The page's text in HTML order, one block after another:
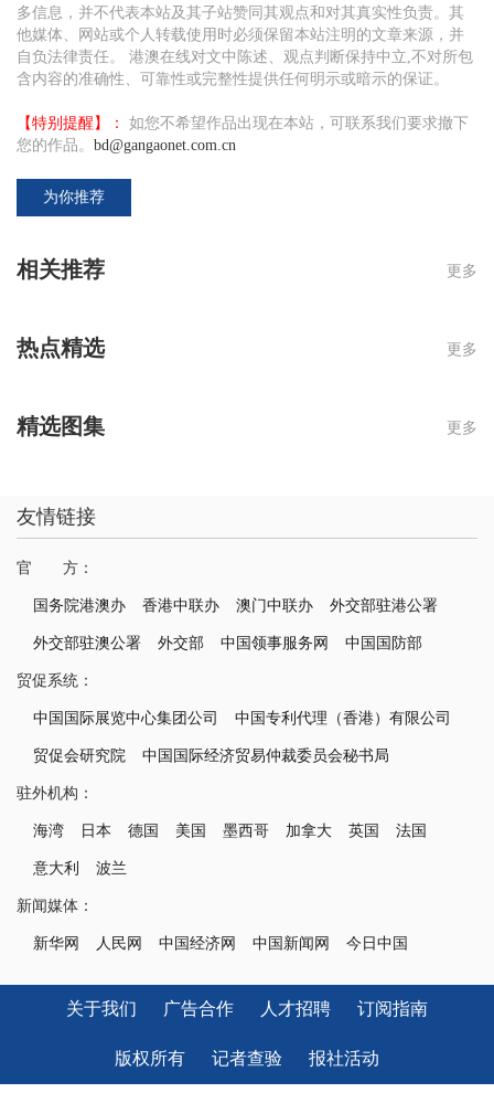
多信息，并不代表本站及其子站赞同其观点和对其真实性负责。其
他媒体、网站或个人转载使用时必须保留本站注明的文章来源，并
自负法律责任。 港澳在线对文中陈述、观点判断保持中立,不对所包
含内容的准确性、可靠性或完整性提供任何明示或暗示的保证。
【特别提醒】：
如您不希望作品出现在本站，可联系我们要求撤下
您的作品。 bd@gangaonet.com.cn
为你推荐
相关推荐 更多
热点精选 更多
精选图集 更多
友情链接
官 方：
国务院港澳办 香港中联办 澳门中联办 外交部驻港公署
外交部驻澳公署 外交部 中国领事服务网 中国国防部
贸促系统：
中国国际展览中心集团公司 中国专利代理（香港）有限公司
贸促会研究院 中国国际经济贸易仲裁委员会秘书局
驻外机构：
海湾 日本 德国 美国 墨西哥 加拿大 英国 法国
意大利 波兰
新闻媒体：
新华网 人民网 中国经济网 中国新闻网 今日中国
关于我们 广告合作 人才招聘 订阅指南
版权所有 记者查验 报社活动